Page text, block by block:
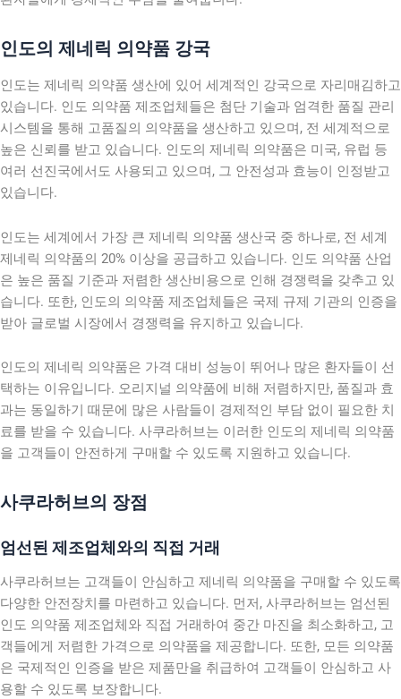
인도의 제네릭 의약품 강국
인도는 제네릭 의약품 생산에 있어 세계적인 강국으로 자리매김하고
있습니다. 인도 의약품 제조업체들은 첨단 기술과 엄격한 품질 관리
시스템을 통해 고품질의 의약품을 생산하고 있으며, 전 세계적으로
높은 신뢰를 받고 있습니다. 인도의 제네릭 의약품은 미국, 유럽 등
여러 선진국에서도 사용되고 있으며, 그 안전성과 효능이 인정받고
있습니다.
인도는 세계에서 가장 큰 제네릭 의약품 생산국 중 하나로, 전 세계
제네릭 의약품의 20% 이상을 공급하고 있습니다. 인도 의약품 산업
은 높은 품질 기준과 저렴한 생산비용으로 인해 경쟁력을 갖추고 있
습니다. 또한, 인도의 의약품 제조업체들은 국제 규제 기관의 인증을
받아 글로벌 시장에서 경쟁력을 유지하고 있습니다.
인도의 제네릭 의약품은 가격 대비 성능이 뛰어나 많은 환자들이 선
택하는 이유입니다. 오리지널 의약품에 비해 저렴하지만, 품질과 효
과는 동일하기 때문에 많은 사람들이 경제적인 부담 없이 필요한 치
료를 받을 수 있습니다. 사쿠라허브는 이러한 인도의 제네릭 의약품
을 고객들이 안전하게 구매할 수 있도록 지원하고 있습니다.
사쿠라허브의 장점
엄선된 제조업체와의 직접 거래
사쿠라허브는 고객들이 안심하고 제네릭 의약품을 구매할 수 있도록
다양한 안전장치를 마련하고 있습니다. 먼저, 사쿠라허브는 엄선된
인도 의약품 제조업체와 직접 거래하여 중간 마진을 최소화하고, 고
객들에게 저렴한 가격으로 의약품을 제공합니다. 또한, 모든 의약품
은 국제적인 인증을 받은 제품만을 취급하여 고객들이 안심하고 사
용할 수 있도록 보장합니다.